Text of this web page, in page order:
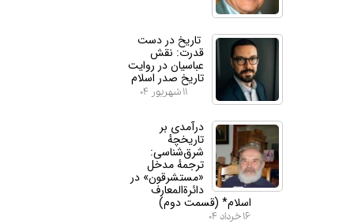
تاریخ در دست
قدرت: نقش
عباسیان در روایت
تاریخ صدر اسلام
۱۱ شهریور ۰۴
درآمدی بر
تاریخچهٔ
شرق‌شناسی:
ترجمهٔ مدخل
«مستشرقون» در
دائرة‌المعارف
اسلام* (قسمت دوم)
۱۶ خرداد ۰۴